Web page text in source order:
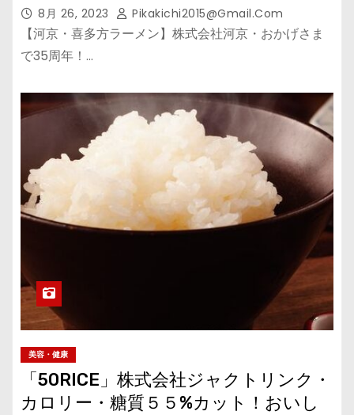
8月 26, 2023 Pikakichi2015@gmail.com
【河京・喜多方ラーメン】株式会社河京・おかげさま
で35周年！…
美容・健康
「50RICE」株式会社ジャクトリンク・
カロリー・糖質５５%カット！おいし